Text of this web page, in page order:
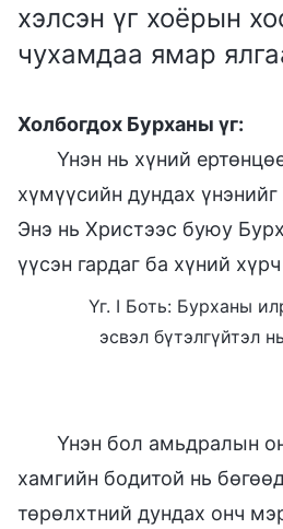
хэлсэн үг хоёрын
чухамдаа ямар
Холбогдох Бурханы үг:
Үнэн нь хүний
хүмүүсийн дундах
Энэ нь Христээс буюу
үүсэн гардаг ба хүний
Үг. I Боть: Бурханы
эсвэл бүтэлгүйтэл
Үнэн бол амьдралын
хамгийн бодитой нь
төрөлхтний дундах онч